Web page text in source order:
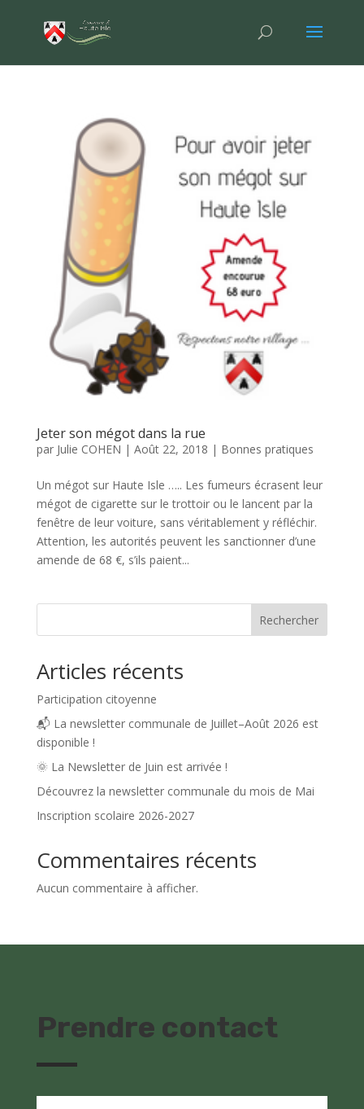
Jeter son mégot dans la rue
par Julie COHEN | Août 22, 2018 | Bonnes pratiques
Un mégot sur Haute Isle ….. Les fumeurs écrasent leur
mégot de cigarette sur le trottoir ou le lancent par la
fenêtre de leur voiture, sans véritablement y réfléchir.
Attention, les autorités peuvent les sanctionner d’une
amende de 68 €, s’ils paient...
Rechercher
Articles récents
Participation citoyenne
📬 La newsletter communale de Juillet–Août 2026 est
disponible !
🌞 La Newsletter de Juin est arrivée !
Découvrez la newsletter communale du mois de Mai
Inscription scolaire 2026-2027
Commentaires récents
Aucun commentaire à afficher.
Prendre contact